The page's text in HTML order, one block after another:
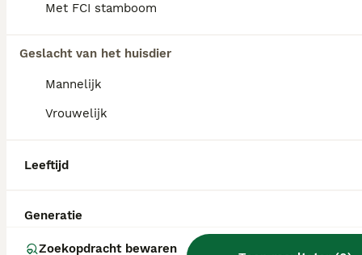
Met FCI stamboom
Geslacht van het huisdier
Mannelijk
Vrouwelijk
Leeftijd
Generatie
Zoekopdracht bewaren
thuis blijven?
Het Kooikerhondje kan alleen thuisblijven
als het hem rustig is aangeleerd en hij
voldoende beweging heeft gehad. Hij is
Hoe verzorg ik een